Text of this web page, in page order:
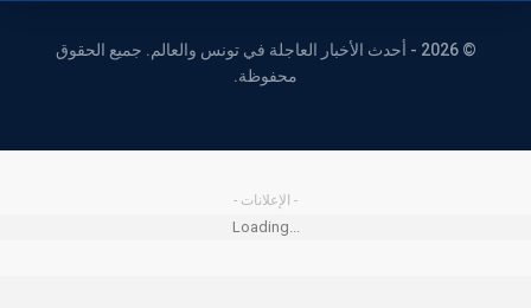
© 2026 - أحدث الأخبار العاجلة في تونس والعالم. جميع الحقوق
محفوظة.
- الإعلانات -
Loading...